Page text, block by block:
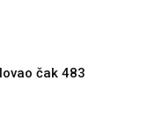
čak 483